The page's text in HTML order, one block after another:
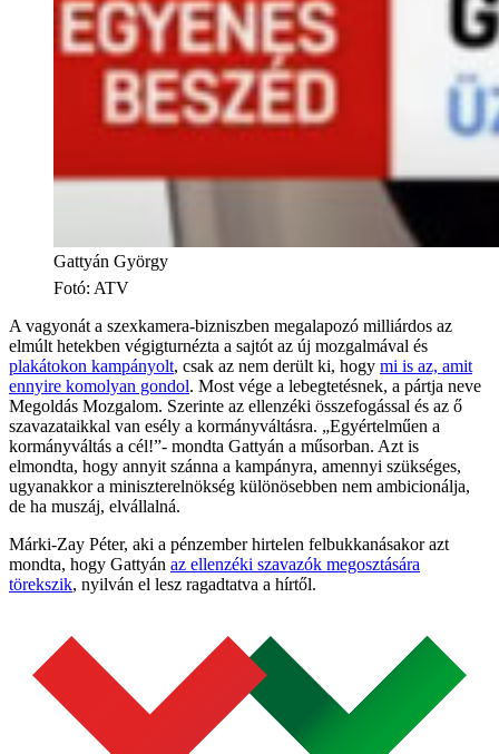
Gattyán György
Fotó: ATV
A vagyonát a szexkamera-bizniszben megalapozó milliárdos az
elmúlt hetekben végigturnézta a sajtót az új mozgalmával és
plakátokon kampányolt, csak az nem derült ki, hogy mi is az, amit
ennyire komolyan gondol. Most vége a lebegtetésnek, a pártja neve
Megoldás Mozgalom. Szerinte az ellenzéki összefogással és az ő
szavazataikkal van esély a kormányváltásra. „Egyértelműen a
kormányváltás a cél!”- mondta Gattyán a műsorban. Azt is
elmondta, hogy annyit szánna a kampányra, amennyi szükséges,
ugyanakkor a miniszterelnökség különösebben nem ambicionálja,
de ha muszáj, elvállalná.
Márki-Zay Péter, aki a pénzember hirtelen felbukkanásakor azt
mondta, hogy Gattyán az ellenzéki szavazók megosztására
törekszik, nyilván el lesz ragadtatva a hírtől.